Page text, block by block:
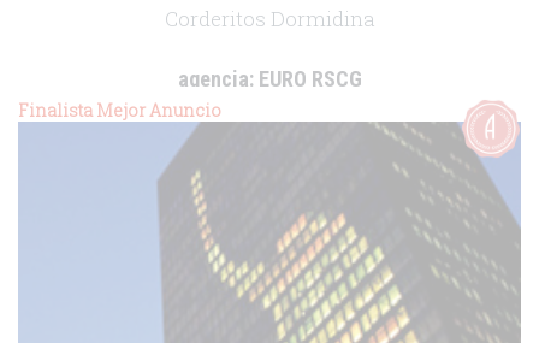
Corderitos Dormidina
agencia:EURO RSCG
Finalista Mejor Anuncio